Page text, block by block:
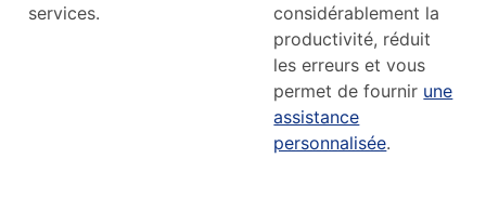
services.
considérablement la
productivité, réduit
les erreurs et vous
permet de fournir une
assistance
personnalisée.